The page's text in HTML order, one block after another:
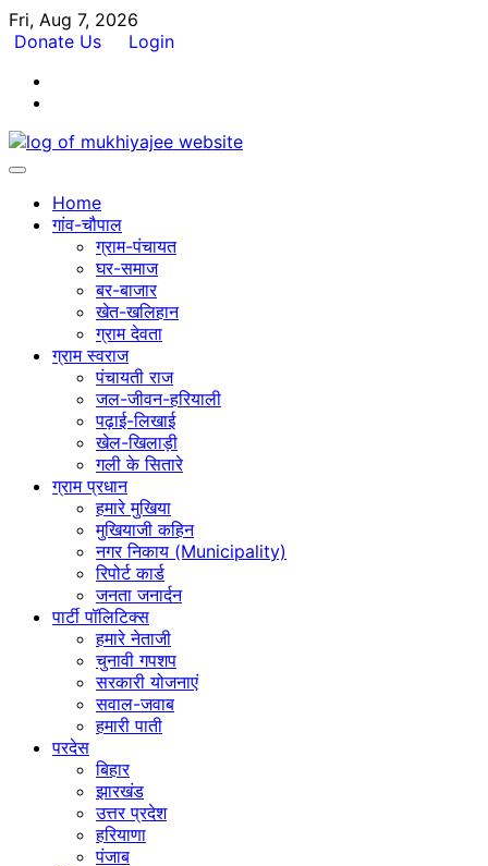
Skip
to
Fri, Aug 7, 2026
Donate Us
Login
Home
गांव-चौपाल
ग्राम-पंचायत
घर-समाज
बर-बाजार
खेत-खलिहान
ग्राम देवता
ग्राम स्वराज
पंचायती राज
जल-जीवन-हरियाली
पढ़ाई-लिखाई
खेल-खिलाड़ी
गली के सितारे
ग्राम प्रधान
हमारे मुखिया
मुखियाजी कहिन
नगर निकाय (Municipality)
रिपोर्ट कार्ड
जनता जनार्दन
पार्टी पॉलिटिक्स
हमारे नेताजी
चुनावी गपशप
सरकारी योजनाएं
सवाल-जवाब
हमारी पाती
परदेस
बिहार
झारखंड
उत्तर प्रदेश
हरियाणा
पंजाब